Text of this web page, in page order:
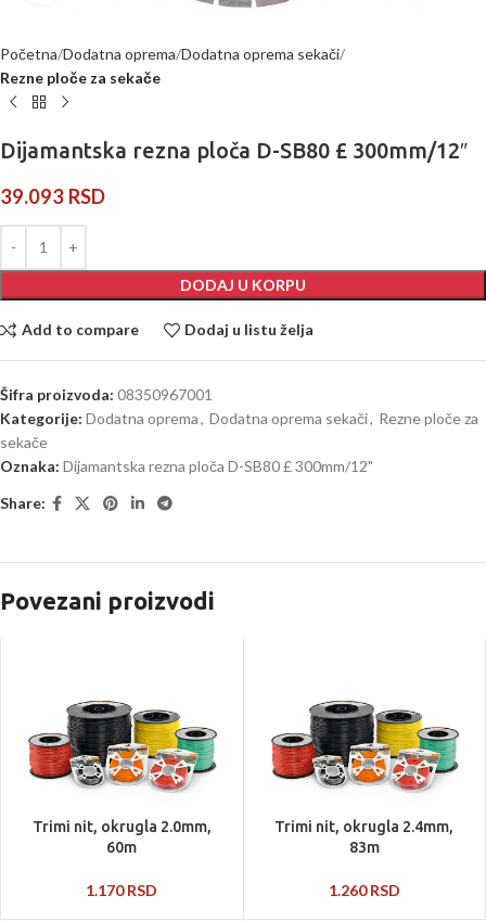
Početna Dodatna oprema Dodatna oprema sekači
Rezne ploče za sekače
Dijamantska rezna ploča D-SB80 £ 300mm/12″
39.093 RSD
DODAJ U KORPU
Add to compare Dodaj u listu želja
Šifra proizvoda: 08350967001
Kategorije: Dodatna oprema, Dodatna oprema sekači, Rezne ploče za
sekače
Oznaka: Dijamantska rezna ploča D-SB80 £ 300mm/12"
Share:
Povezani proizvodi
Trimi nit, okrugla 2.0mm,
60m
1.170RSD
Trimi nit, okrugla 2.4mm,
83m
1.260RSD